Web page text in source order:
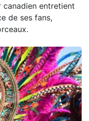
canadien entretient
de ses fans,